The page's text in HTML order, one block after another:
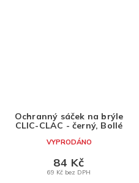
Ochranný sáček na brýle
CLIC-CLAC - černý, Bollé
VYPRODÁNO
69 Kč bez DPH
84 Kč